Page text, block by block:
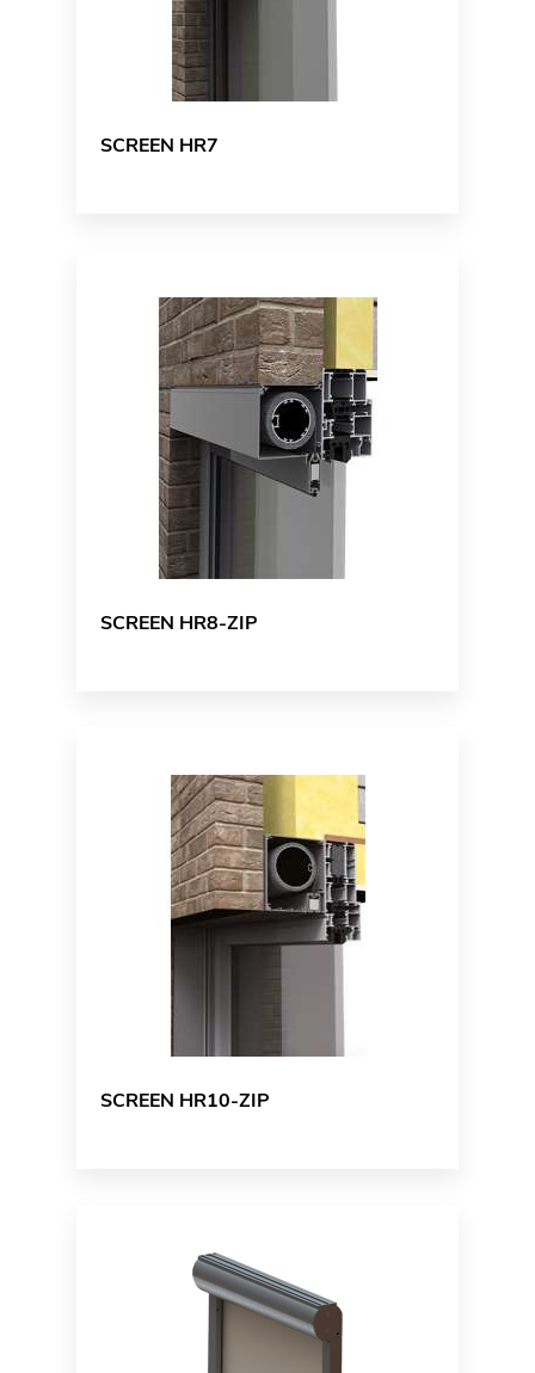
SCREEN HR7
SCREEN HR8-ZIP
SCREEN HR10-ZIP